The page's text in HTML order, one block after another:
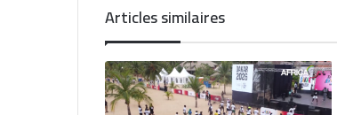
Articles similaires